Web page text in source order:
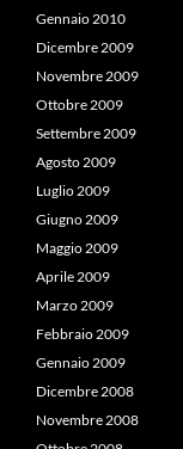
Gennaio 2010
Dicembre 2009
Novembre 2009
Ottobre 2009
Settembre 2009
Agosto 2009
Luglio 2009
Giugno 2009
Maggio 2009
Aprile 2009
Marzo 2009
Febbraio 2009
Gennaio 2009
Dicembre 2008
Novembre 2008